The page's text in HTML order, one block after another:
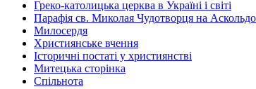
Греко-католицька церква в Україні і світі
Парафія св. Миколая Чудотворця на
Милосердя
Християнське вчення
Історичні постаті у християнстві
Митецька сторінка
Спільнота